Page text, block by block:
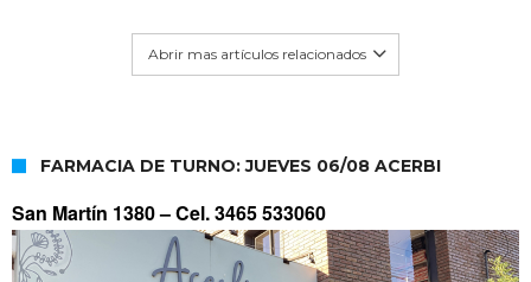
Abrir mas artículos relacionados
FARMACIA DE TURNO: JUEVES 06/08 ACERBI
San Martín 1380 –Cel. 3465 533060